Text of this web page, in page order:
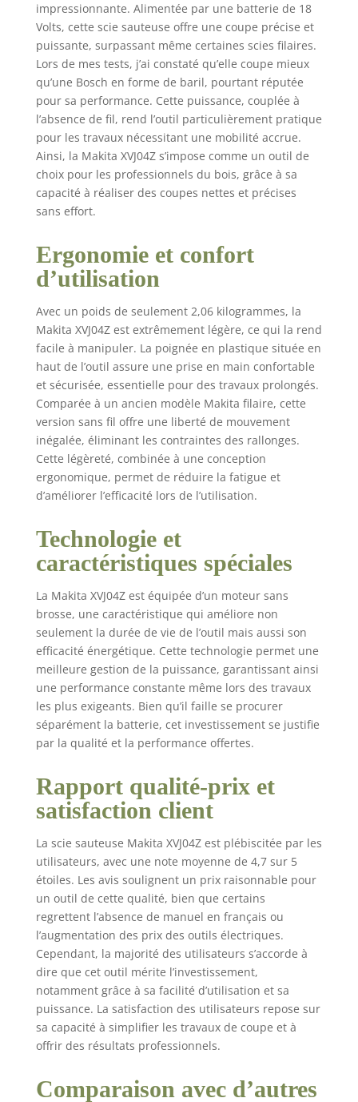
impressionnante. Alimentée par une batterie de 18
Volts, cette scie sauteuse offre une coupe précise et
puissante, surpassant même certaines scies filaires.
Lors de mes tests, j’ai constaté qu’elle coupe mieux
qu’une Bosch en forme de baril, pourtant réputée
pour sa performance. Cette puissance, couplée à
l’absence de fil, rend l’outil particulièrement pratique
pour les travaux nécessitant une mobilité accrue.
Ainsi, la Makita XVJ04Z s’impose comme un outil de
choix pour les professionnels du bois, grâce à sa
capacité à réaliser des coupes nettes et précises
sans effort.
Ergonomie et confort
d’utilisation
Avec un poids de seulement 2,06 kilogrammes, la
Makita XVJ04Z est extrêmement légère, ce qui la rend
facile à manipuler. La poignée en plastique située en
haut de l’outil assure une prise en main confortable
et sécurisée, essentielle pour des travaux prolongés.
Comparée à un ancien modèle Makita filaire, cette
version sans fil offre une liberté de mouvement
inégalée, éliminant les contraintes des rallonges.
Cette légèreté, combinée à une conception
ergonomique, permet de réduire la fatigue et
d’améliorer l’efficacité lors de l’utilisation.
Technologie et
caractéristiques spéciales
La Makita XVJ04Z est équipée d’un moteur sans
brosse, une caractéristique qui améliore non
seulement la durée de vie de l’outil mais aussi son
efficacité énergétique. Cette technologie permet une
meilleure gestion de la puissance, garantissant ainsi
une performance constante même lors des travaux
les plus exigeants. Bien qu’il faille se procurer
séparément la batterie, cet investissement se justifie
par la qualité et la performance offertes.
Rapport qualité-prix et
satisfaction client
La scie sauteuse Makita XVJ04Z est plébiscitée par les
utilisateurs, avec une note moyenne de 4,7 sur 5
étoiles. Les avis soulignent un prix raisonnable pour
un outil de cette qualité, bien que certains
regrettent l’absence de manuel en français ou
l’augmentation des prix des outils électriques.
Cependant, la majorité des utilisateurs s’accorde à
dire que cet outil mérite l’investissement,
notamment grâce à sa facilité d’utilisation et sa
puissance. La satisfaction des utilisateurs repose sur
sa capacité à simplifier les travaux de coupe et à
offrir des résultats professionnels.
Comparaison avec d’autres